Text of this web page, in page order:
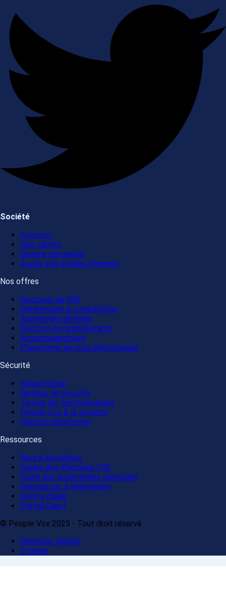
Société
À propos
Avis clients
Devenir partenaire
Accès site études d'opinion
Nos offres
Élections du CSE
Référendum & consultation
Assemblée générale
Élection de représentants
Accompagnement
Plateforme de vote électronique
Sécurité
Valeur légale
Niveaux de sécurité
Toutes les fonctionnalités
People Vox & la sécurité
Statuts plateforme
Ressources
Blog & Actualités
Guides des Élections CSE
Guide des Assemblées générales
Ressources à télécharger
Centre d'aide
Portail Client
© People Vox 2025 - Tout droit réservé
Mentions légales
Cookies